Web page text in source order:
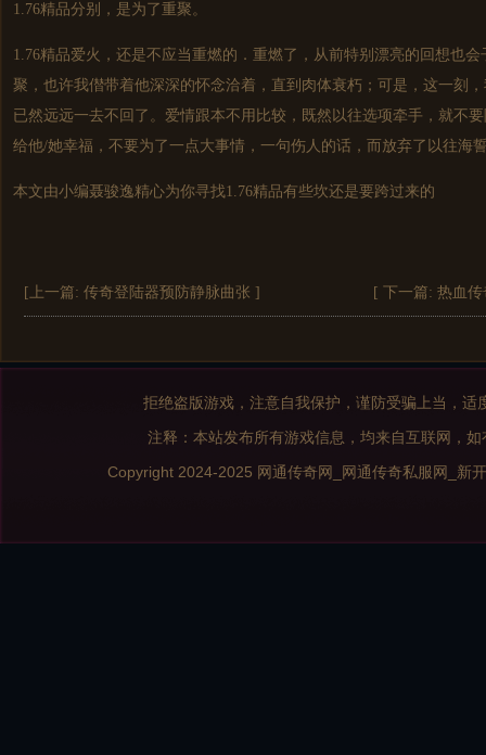
1.76精品分别，是为了重聚。
1.76精品爱火，还是不应当重燃的．重燃了，从前特别漂亮的回想也
聚，也许我僣带着他深深的怀念洽着，直到肉体衰朽；可是，这一刻
已然远远一去不回了。爱情跟本不用比较，既然以往选项牵手，就不
给他/她幸福，不要为了一点大事情，一句伤人的话，而放弃了以往海
本文由小编聂骏逸精心为你寻找1.76精品有些坎还是要跨过来的
[上一篇: 传奇登陆器预防静脉曲张 ] [ 下一篇: 热血
拒绝盗版游戏，注意自我保护，谨防受骗上当，
注释：本站发布所有游戏信息，均来自互联网，
Copyright 2024-2025 网通传奇网_网通传奇私服网_新